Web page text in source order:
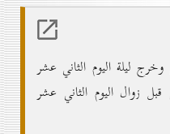
ليلة اليوم الثاني عشر
زوال اليوم الثاني عشر